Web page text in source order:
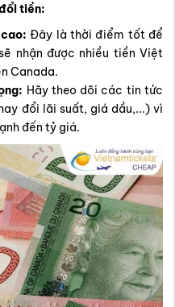
tiền:
Đây là thời điểm tốt để
nhận được nhiều tiền Việt
Canada.
Hãy theo dõi các tin tức
đổi lãi suất, giá dầu,...) vì
đến tỷ giá.